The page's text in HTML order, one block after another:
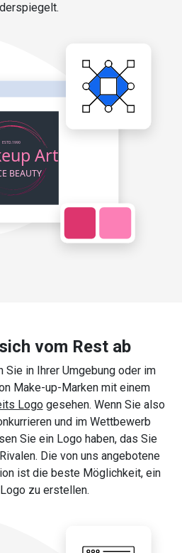
vom Rest ab
Sie in Ihrer Umgebung oder im
Make-up-Marken mit einem
Logogesehen. Wenn Sie also
und im Wettbewerb
Sie ein Logo haben, das Sie
Die von uns angebotene
ist die beste Möglichkeit, ein
zu erstellen.